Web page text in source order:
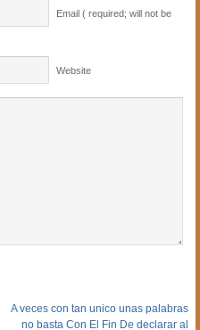
Email ( required; will not be
Website
A veces con tan unico unas palabras
no basta Con El Fin De declarar al